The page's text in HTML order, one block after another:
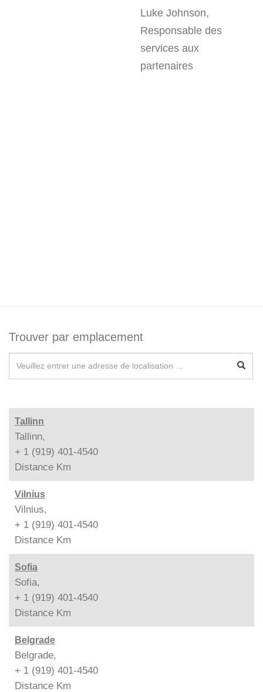
Luke Johnson,
Responsable des
services aux
partenaires
Trouver par emplacement
Tallinn
Tallinn,
+ 1 (919) 401-4540
Distance Km
Vilnius
Vilnius,
+ 1 (919) 401-4540
Distance Km
Sofia
Sofia,
+ 1 (919) 401-4540
Distance Km
Belgrade
Belgrade,
+ 1 (919) 401-4540
Distance Km